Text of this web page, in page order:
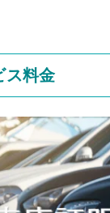
ス料金